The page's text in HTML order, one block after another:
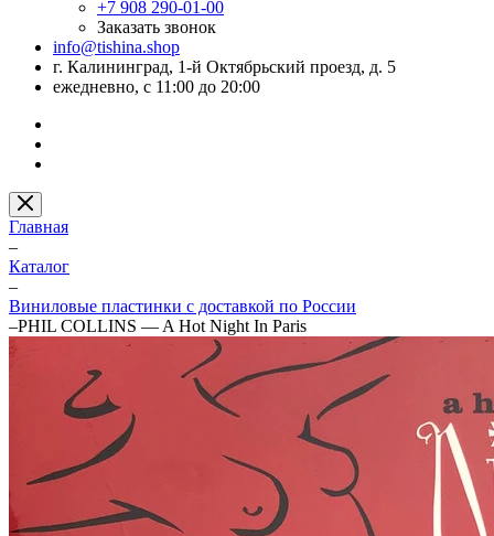
+7 908 290-01-00
Заказать звонок
info@tishina.shop
г. Калининград, 1-й Октябрьский проезд, д. 5
ежедневно, с 11:00 до 20:00
Главная
–
Каталог
–
Виниловые пластинки с доставкой по России
–PHIL COLLINS — A Hot Night In Paris